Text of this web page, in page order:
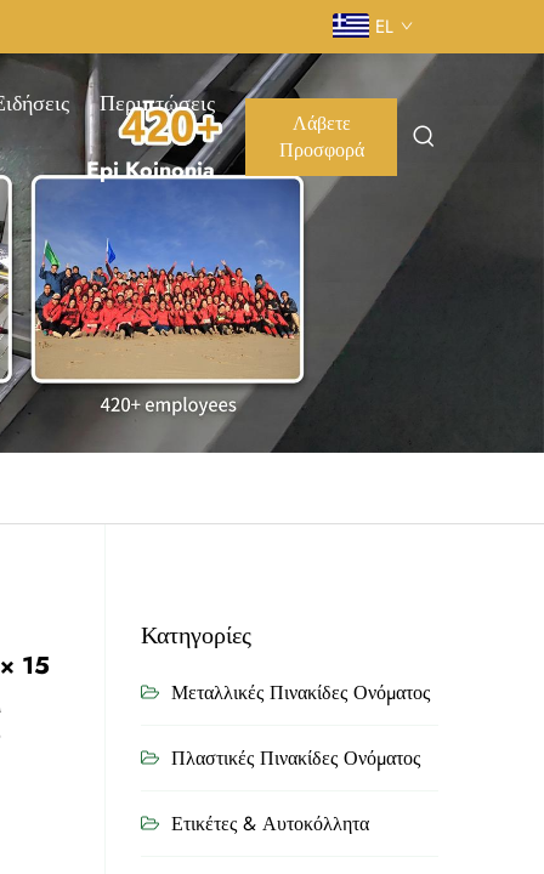
EL
Περιπτώσεις
Epi Koinonia
Λάβετε
Προσφορά
15
Κατηγορίες
Μεταλλικές Πινακίδες Ονόματος
Πλαστικές Πινακίδες Ονόματος
Ετικέτες & Αυτοκόλλητα